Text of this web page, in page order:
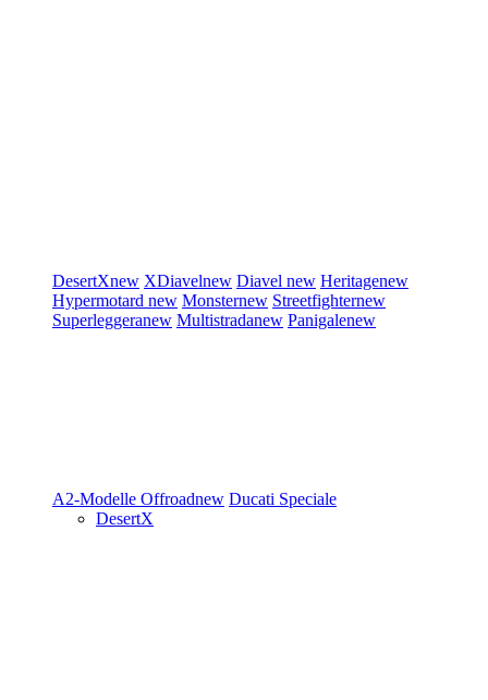
DesertXnew XDiavelnew Diavel new Heritagenew
Hypermotard new Monsternew Streetfighternew
Superleggeranew Multistradanew Panigalenew
A2-Modelle Offroadnew Ducati Speciale
DesertX